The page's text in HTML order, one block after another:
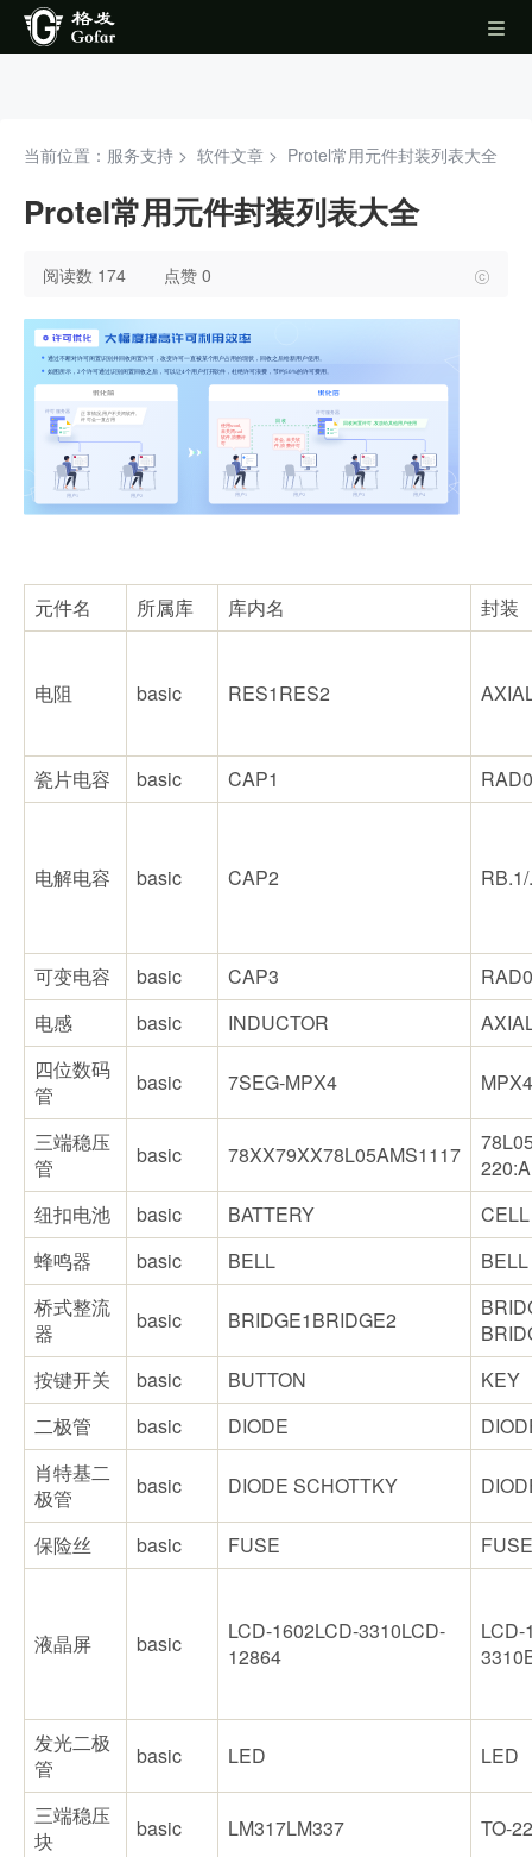
当前位置：服务支持 > 软件文章 > Protel常用元件封装列表大全
Protel常用元件封装列表大全
阅读数 174 点赞 0
元件名 所属库 库内名 封装
电阻 basic RES1RES2
瓷片电容 basic CAP1
电解电容 basic CAP2
可变电容 basic CAP3
电感
basic INDUCTOR
四位数码
管
basic 7SEG-MPX4 MPX4
三端稳压
管
basic 78XX79XX78L05AMS1117
纽扣电池
basic BATTERY
CELL
蜂鸣器
basic BELL
BELL
桥式整流
器
basic BRIDGE1BRIDGE2
按键开关
basic BUTTON
KEY
二极管
basic DIODE
肖特基二
极管
basic DIODE SCHOTTKY
保险丝 basic FUSE FUSE
液晶屏 basic
LCD-1602LCD-3310LCD-
12864
LCD-
发光二极
管
basic LED LED
三端稳压
块
basic LM317LM337 TO-